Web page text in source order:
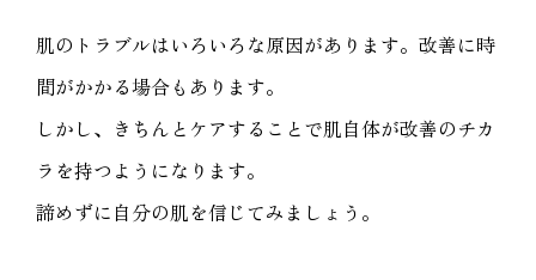
肌のトラブルはいろいろな原因があります。改善に時
間がかかる場合もあります。
しかし、きちんとケアすることで肌自体が改善のチカ
ラを持つようになります。
諦めずに自分の肌を信じてみましょう。